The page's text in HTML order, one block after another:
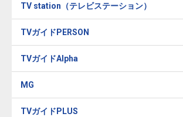
TV station（テレビステーション）
TVガイドPERSON
TVガイドAlpha
MG
TVガイドPLUS